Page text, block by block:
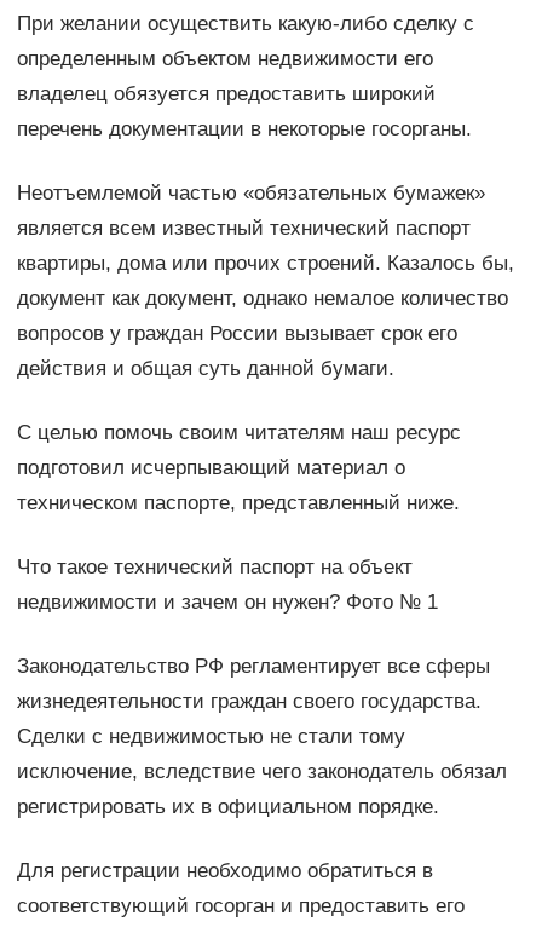
При желании осуществить какую-либо сделку с
определенным объектом недвижимости его
владелец обязуется предоставить широкий
перечень документации в некоторые госорганы.
Неотъемлемой частью «обязательных бумажек»
является всем известный технический паспорт
квартиры, дома или прочих строений. Казалось бы,
документ как документ, однако немалое количество
вопросов у граждан России вызывает срок его
действия и общая суть данной бумаги.
С целью помочь своим читателям наш ресурс
подготовил исчерпывающий материал о
техническом паспорте, представленный ниже.
Что такое технический паспорт на объект
недвижимости и зачем он нужен? Фото № 1
Законодательство РФ регламентирует все сферы
жизнедеятельности граждан своего государства.
Сделки с недвижимостью не стали тому
исключение, вследствие чего законодатель обязал
регистрировать их в официальном порядке.
Для регистрации необходимо обратиться в
соответствующий госорган и предоставить его